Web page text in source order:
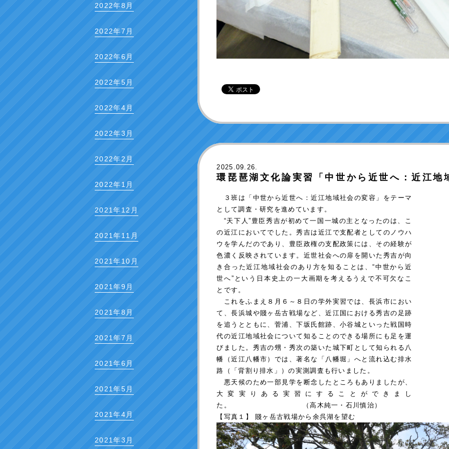
2025 .09.26.
環琵琶湖文化論実習「中世から近世へ：近江地
３班は「中世から近世へ：近江地域社会の変容」をテーマ
として調査・研究を進めています。
“天下人”豊臣秀吉が初めて一国一城の主となったのは、こ
の近江においてでした。秀吉は近江で支配者としてのノウハ
ウを学んだのであり、豊臣政権の支配政策には、その経験が
色濃く反映されています。近世社会への扉を開いた秀吉が向
き合った近江地域社会のあり方を知ることは、“中世から近
世へ”という日本史上の一大画期を考えるうえで不可欠なこ
とです。
これをふまえ８月６～８日の学外実習では、長浜市におい
て、長浜城や賤ヶ岳古戦場など、近江国における秀吉の足跡
を追うとともに、菅浦、下坂氏館跡、小谷城といった戦国時
代の近江地域社会について知ることのできる場所にも足を運
びました。秀吉の甥・秀次の築いた城下町として知られる八
幡（近江八幡市）では、著名な「八幡堀」へと流れ込む排水
路（「背割り排水」）の実測調査も行いました。
悪天候のため一部見学を断念したところもありましたが、
大変実りある実習にすることができまし
た。 （高木純一・石川慎治）
【写真１】 賤ヶ岳古戦場から余呉湖を望む
2022年8月
2022年7月
2022年6月
2022年5月
2022年4月
2022年3月
2022年2月
2022年1月
2021年12月
2021年11月
2021年10月
2021年9月
2021年8月
2021年7月
2021年6月
2021年5月
2021年4月
2021年3月